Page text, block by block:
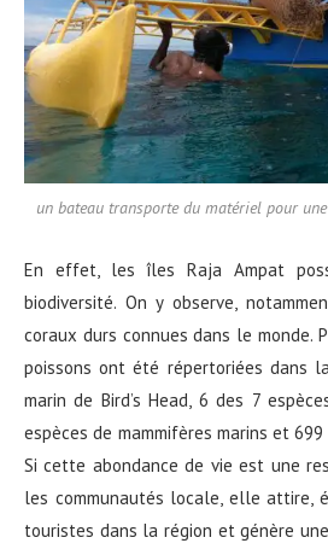
un bateau transporte du matériel pour
En effet, les îles Raja Ampat
biodiversité. On y observe,
coraux durs connues dans le monde.
poissons ont été répertoriées dans
marin de Bird’s Head, 6 des 7
espèces de mammifères marins et
Si cette abondance de vie est une
les communautés locale, elle attire,
touristes dans la région et génère